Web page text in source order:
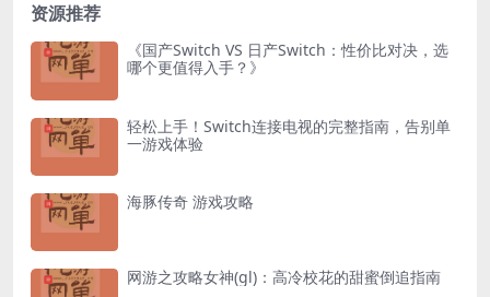
资源推荐
《国产Switch VS 日产Switch：性价比对决，选
哪个更值得入手？》
轻松上手！Switch连接电视的完整指南，告别单
一游戏体验
海豚传奇 游戏攻略
网游之攻略女神(gl)：高冷校花的甜蜜倒追指南